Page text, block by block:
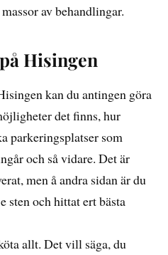
av behandlingar.
Hisingen
kan du antingen göra
det finns, hur
parkeringsplatser som
och så vidare. Det är
men å andra sidan är du
sten och hittat ert bästa
allt. Det vill säga, du